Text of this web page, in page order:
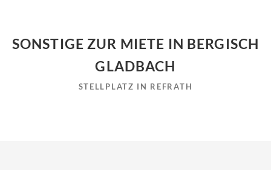
SONSTIGE ZUR MIETE IN BERGISCH
GLADBACH
STELLPLATZ IN REFRATH